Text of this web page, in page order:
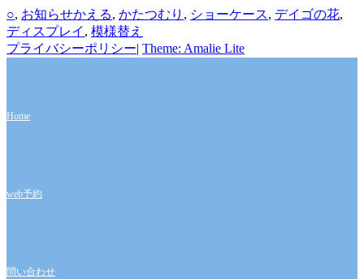
カ
テ
ゴ
○, お知らせタ
グ
かえる, かたつむり , ショーケース, デイゴの花,
ディスプレイ , 模様替え
プライバシーポリシー| Theme: Amalie Lite
Home
web予約
問い合わせ